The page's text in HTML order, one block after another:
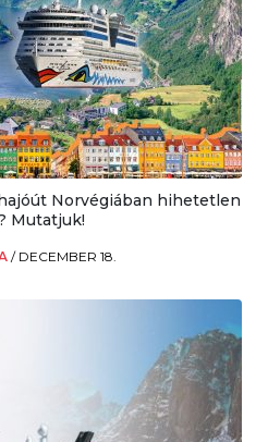
Norvégiában hihetetlen
Mutatjuk!
/ DECEMBER 18.